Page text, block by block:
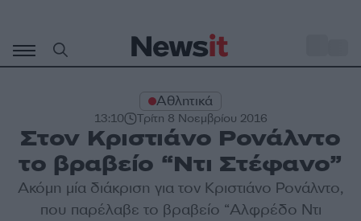
περιεχόμενο
Αθλητικά
13:10 Τρίτη 8 Νοεμβρίου 2016
Στον Κριστιάνο Ρονάλντο
το βραβείο “Ντι Στέφανο”
Ακόμη μία διάκριση για τον Κριστιάνο Ρονάλντο,
που παρέλαβε το βραβείο “Αλφρέδο Ντι